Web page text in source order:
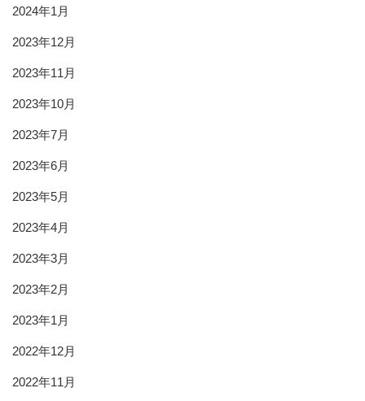
2024年1月
2023年12月
2023年11月
2023年10月
2023年7月
2023年6月
2023年5月
2023年4月
2023年3月
2023年2月
2023年1月
2022年12月
2022年11月